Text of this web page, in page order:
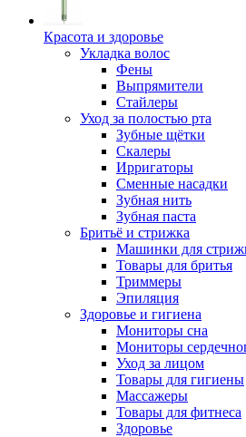
Красота и здоровье
Укладка волос
Фены
Выпрямители
Стайлеры
Уход за полостью рта
Зубные щётки
Скалеры
Ирригаторы
Сменные насадки
Зубная нить
Зубная паста
Бритьё и стрижка
Машинки для
Товары для бритья
Триммеры
Эпиляция
Здоровье и гигиена
Мониторы сна
Мониторы
Уход за лицом
Товары для гигиены
Массажеры
Товары для фитнеса
Здоровье